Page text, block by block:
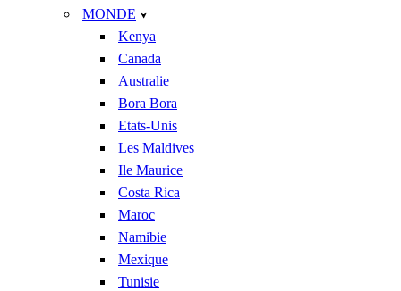
MONDE
Kenya
Canada
Australie
Bora Bora
Etats-Unis
Les Maldives
Ile Maurice
Costa Rica
Maroc
Namibie
Mexique
Tunisie